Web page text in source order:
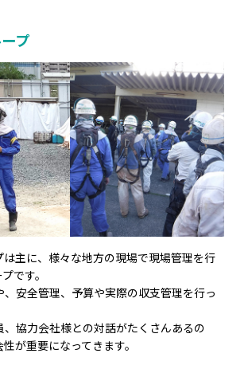
プ
は主に、様々な地方の現場で現場管理を行
です。
、安全管理、予算や実際の収支管理を行っ
、協力会社様との対話がたくさんあるの
が重要になってきます。